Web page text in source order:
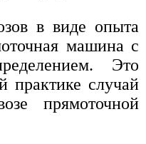
в виде опыта
машина с
Это
практике случай
прямоточной